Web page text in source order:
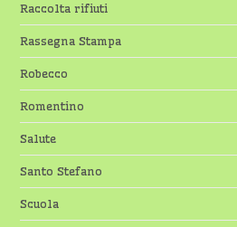
Raccolta rifiuti
Rassegna Stampa
Robecco
Romentino
Salute
Santo Stefano
Scuola